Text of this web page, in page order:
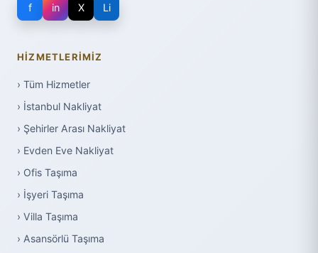
f in X Li
HIZMETLERIMIZ
› Tüm Hizmetler
› İstanbul Nakliyat
› Şehirler Arası Nakliyat
› Evden Eve Nakliyat
› Ofis Taşıma
› İşyeri Taşıma
› Villa Taşıma
› Asansörlü Taşıma